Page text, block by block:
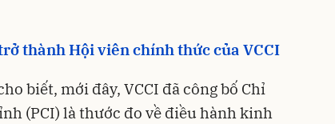
thành Hội viên chính thức của VCCI
biết, mới đây, VCCI đã công bố Chỉ
(PCI) là thước đo về điều hành kinh